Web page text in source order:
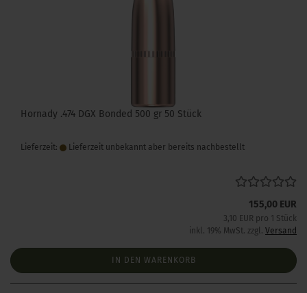
Hornady .474 DGX Bonded 500 gr 50 Stück
Lieferzeit: Lieferzeit unbekannt aber bereits nachbestellt
155,00 EUR
3,10 EUR pro 1 Stück
inkl. 19% MwSt. zzgl. Versand
IN DEN WARENKORB